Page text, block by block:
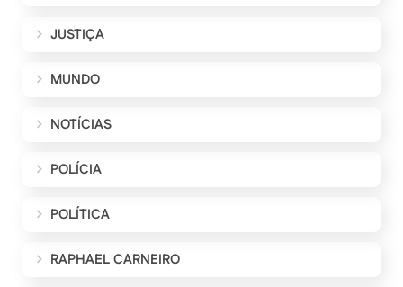
JUSTIÇA
MUNDO
NOTÍCIAS
POLÍCIA
POLÍTICA
RAPHAEL CARNEIRO